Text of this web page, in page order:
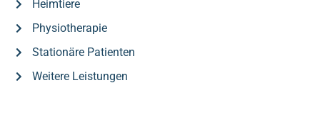
Heimtiere
Physiotherapie
Stationäre Patienten
Weitere Leistungen